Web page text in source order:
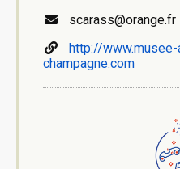
scarass@orange.fr
http://
champagne.com